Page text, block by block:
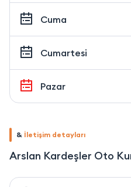
Cuma
Cumartesi
Pazar
& İletişim detayları
Arslan Kardeşler Oto